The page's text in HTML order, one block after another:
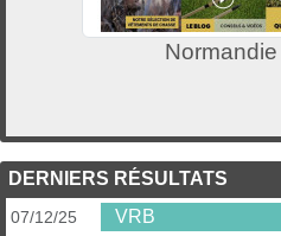
DERNIERS RÉSULTATS
07/12/25 VRB